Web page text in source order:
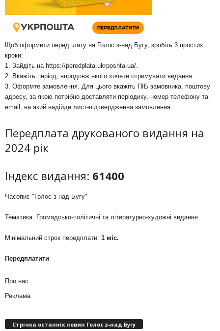
Щоб оформити передплату на Голос з-над Бугу, зробіть 3 простих
кроки:
1. Зайдіть на https://peredplata.ukrposhta.ua/
2. Вкажіть період, впродовж якого хочете отримувати видання.
3. Оформте замовлення. Для цього вкажіть ПІБ замовника, поштову
адресу, за якою потрібно доставляти періодику, номер телефону та
email, на який надійде лист-підтвердження замовлення.
Передплата друкованого видання на
2024 рік
Індекс видання: 61400
Часопис "Голос з-над Бугу"
Тематика: Громадсько-політичні та літературно-художні видання
Мінімальний строк передплати: 1 міс.
Передплатити
Про нас
Реклама
Стрічка останніх новин Голос з-над Бугу